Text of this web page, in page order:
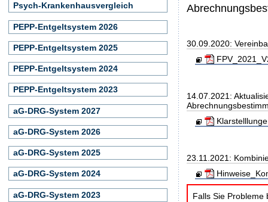
30.09.2020:
14.07.2021:
23.11.2021:
Falls Sie Probleme
Psych-Krankenhausvergleich
PEPP-Entgeltsystem 2026
PEPP-Entgeltsystem 2025
PEPP-Entgeltsystem 2024
PEPP-Entgeltsystem 2023
aG-DRG-System 2027
aG-DRG-System 2026
aG-DRG-System 2025
aG-DRG-System 2024
aG-DRG-System 2023